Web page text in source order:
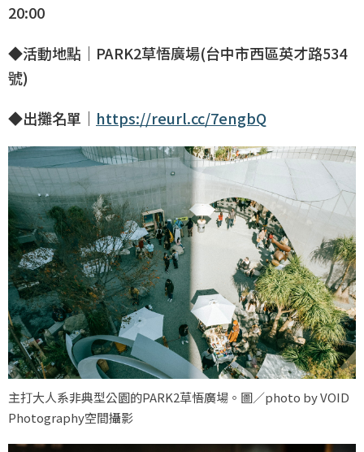
20:00
◆活動地點｜PARK2草悟廣場(台中市西區英才路534
號)
◆出攤名單｜ https://reurl.cc/7engbQ
主打大人系非典型公園的PARK2草悟廣場。圖／photo by VOID
Photography空間攝影